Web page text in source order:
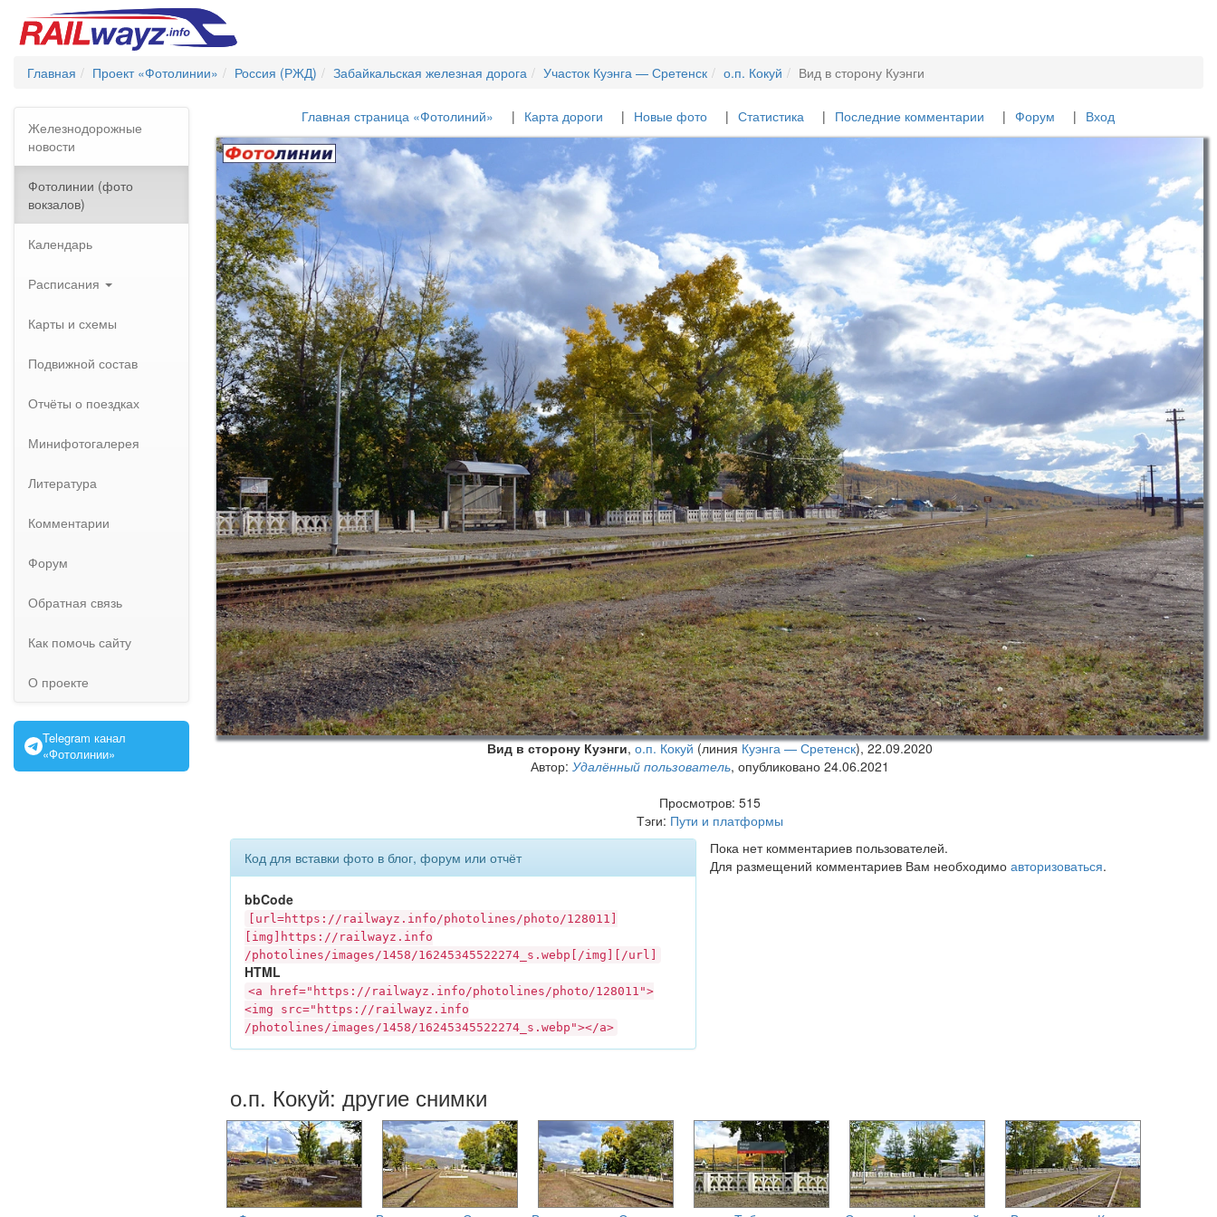
Главная Проект «Фотолинии» Россия (РЖД) Забайкальская железная дорога Участок Куэнга — Сретенск о.п. Кокуй Вид в сторону Куэнги
Железнодорожные
новости
Фотолинии (фото
вокзалов)
Календарь
Расписания
Карты и схемы
Подвижной состав
Отчёты о поездках
Минифотогалерея
Литература
Комментарии
Форум
Обратная связь
Как помочь сайту
О проекте
Telegram канал
«Фотолинии»
Главная страница «Фотолиний» Карта дороги Новые фото Статистика Последние комментарии Форум Вход
Вид в сторону Куэнги,о.п. Кокуй (линияКуэнга — Сретенск),22.09.2020
Автор: Удалённый пользователь, опубликовано 24.06.2021
Просмотров: 515
Тэги: Пути и платформы
Код для вставки фото в блог, форум или отчёт
bbCode
[url=https:// railwayz.info /photolines/photo/128011]
[img]https:// railwayz.info
/photolines/images/1458/16245345522274_s.webp[/img][/url]
HTML
<a href="https:// railwayz.info /photolines/photo/128011">
<img src="https:// railwayz.info
/photolines/images/1458/16245345522274_s.webp"></a>
Пока нет комментариев пользователей.
Для размещений комментариев Вам необходимо авторизоваться.
о.п. Кокуй: другие снимки